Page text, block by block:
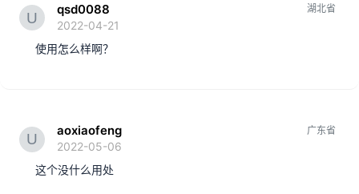
qsd0088
2022-04-21
湖北省
使用怎么样啊？
aoxiaofeng
2022-05-06
广东省
这个没什么用处